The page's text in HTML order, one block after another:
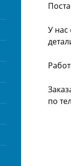
У нас
по